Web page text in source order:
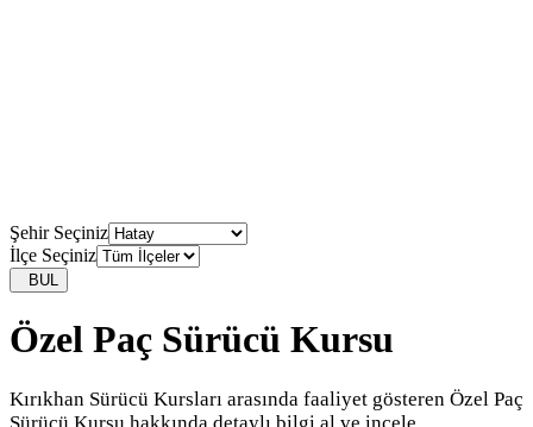
Şehir Seçiniz
İlçe Seçiniz
BUL
Özel Paç Sürücü Kursu
Kırıkhan Sürücü Kursları arasında faaliyet gösteren Özel Paç